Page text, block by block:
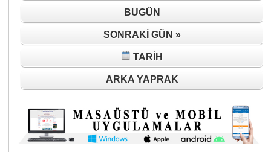
BUGÜN
SONRAKI GÜN »
TARIH
ARKA YAPRAK